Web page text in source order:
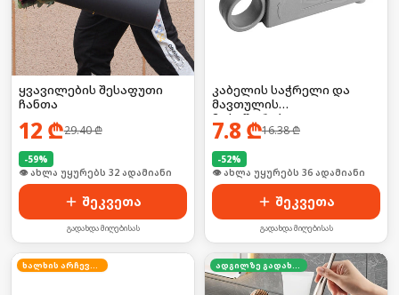
ყვავილების შესაფუთი
ჩანთა
12 ₾29.40₾
-59%
🛒 ბოლო 24სთ-ში იყიდა 43-მა
შეკვეთა
გადახდა მიღებისას
კაბელის საჭრელი და
მავთულის
მოსაშორებელი
7.8 ₾16.38₾
-52%
🛒 ბოლო 24სთ-ში იყიდა 48-მა
შეკვეთა
გადახდა მიღებისას
ხალხის არჩევანი ადგილზე გადახდა